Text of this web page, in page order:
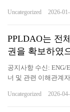
정임을 공식 발표하며
(Dream Lucky
치가 융합된 새로운
Nakamoto Game 1.0
버전과 생태계 구축
·확장을 거쳐
운 Web3 엔터테인먼
Uncategorized 2026-
PPLDAO는 전
권을 확보하였
적 책임 이전을
LIMITED로 이
공지사항 수신: ENG/
너 및 관련 이해관계
로펌”)이 관련 당사자
Uncategorized 2026-